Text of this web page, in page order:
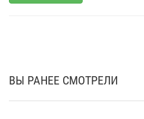
ВЫ РАНЕЕ СМОТРЕЛИ